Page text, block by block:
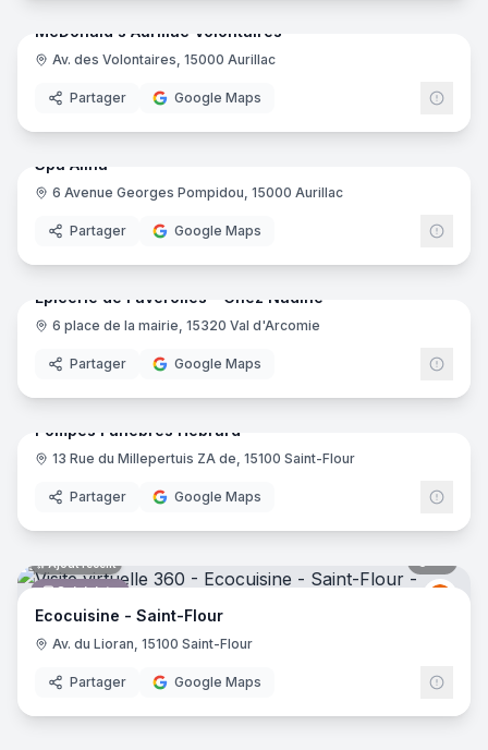
Restauration rapide
McDonald's Aurillac Volontaires
Av. des Volontaires, 15000 Aurillac
Partager Google Maps
Pisciniste
Spa Alina
6 Avenue Georges Pompidou, 15000 Aurillac
Partager Google Maps
Épicerie fine
Epicerie de Faverolles - Chez Nadine
6 place de la mairie, 15320 Val d'Arcomie
Partager Google Maps
Pompes funèbres
15
Pompes Funèbres Hebrard
13 Rue du Millepertuis ZA de, 15100 Saint-Flour
Partager Google Maps
Cuisiniste
Ajout récent
Ecocuisine - Saint-Flour
Av. du Lioran, 15100 Saint-Flour
Partager Google Maps
34